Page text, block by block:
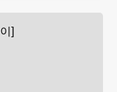
]